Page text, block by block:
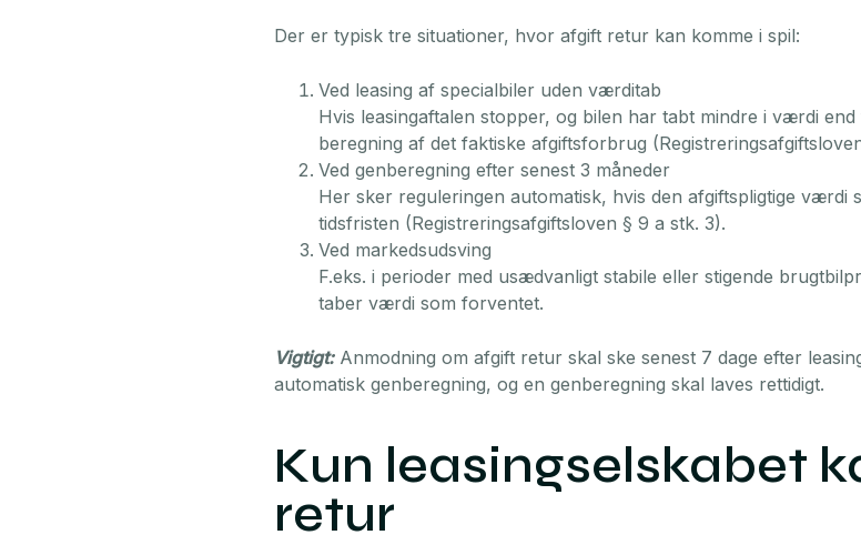
Der er typisk tre situationer, hvor afgift retur kan komme i spil:
Ved leasing af specialbiler uden værditab
Hvis leasingaftalen stopper, og bilen har tabt mindre i værdi
beregning af det faktiske afgiftsforbrug
Ved genberegning efter senest 3 måneder
Her sker reguleringen automatisk, hvis den afgiftspligtige værdi
tidsfristen (Registreringsafgiftsloven § 9 a stk. 3).
Ved markedsudsving
F.eks. i perioder med usædvanligt stabile eller stigende
taber værdi som forventet.
Vigtigt:Anmodning om afgift retur skal ske senest 7 dage efter
automatisk genberegning, og en genberegning skal laves rettidigt.
Kun leasingselskabet
retur